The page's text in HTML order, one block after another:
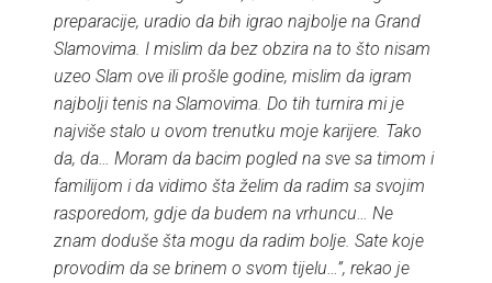
preparacije, uradio da bih igrao najbolje na Grand
Slamovima. I mislim da bez obzira na to što nisam
uzeo Slam ove ili prošle godine, mislim da igram
najbolji tenis na Slamovima. Do tih turnira mi je
najviše stalo u ovom trenutku moje karijere. Tako
da, da… Moram da bacim pogled na sve sa timom i
familijom i da vidimo šta želim da radim sa svojim
rasporedom, gdje da budem na vrhuncu… Ne
znam doduše šta mogu da radim bolje. Sate koje
provodim da se brinem o svom tijelu…”, rekao je